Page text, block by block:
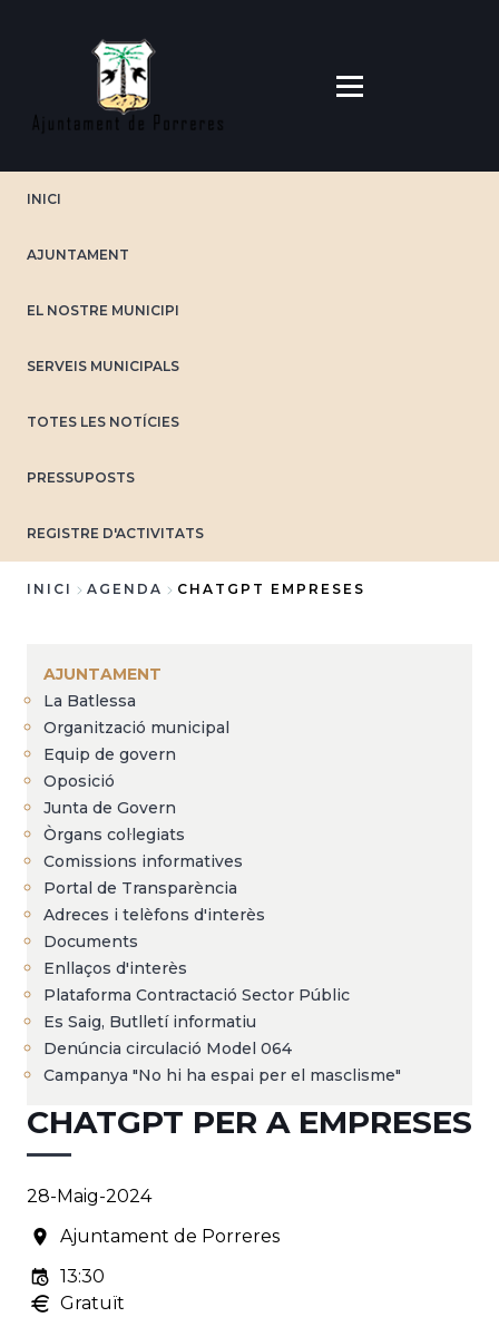
INICI
AJUNTAMENT
EL NOSTRE MUNICIPI
SERVEIS MUNICIPALS
TOTES LES NOTÍCIES
PRESSUPOSTS
REGISTRE D'ACTIVITATS
d'Ariadna
INICI AGENDA CHATGPT EMPRESES
AJUNTAMENT
La Batlessa
Organització municipal
Equip de govern
Oposició
Junta de Govern
Òrgans col·legiats
Comissions informatives
Portal de Transparència
Adreces i telèfons d'interès
Documents
Enllaços d'interès
Plataforma Contractació Sector Públic
Es Saig, Butlletí informatiu
Denúncia circulació Model 064
Campanya "No hi ha espai per el masclisme"
CHATGPT PER A EMPRESES
28-Maig-2024
Ajuntament de Porreres
13:30
Gratuït